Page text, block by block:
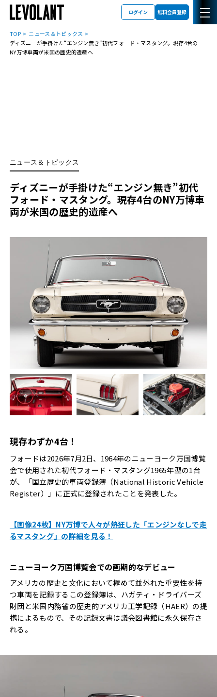
ログイン 無料会員登録
TOP
ニュース＆トピックス
ディズニーが手掛けた“エンジン無き”初代フォード・マスタング。現存4台の
NY万博車両が米国の歴史的遺産へ
ニュース＆トピックス
ディズニーが手掛けた“エンジン無き”初代
フォード・マスタング。現存4台のNY万博車
両が米国の歴史的遺産へ
現存わずか4台！
フォードは2026年7月2日、1964年のニューヨーク万国博覧
会で使用された初代フォード・マスタング1965年型の1台
が、「国立歴史的車両登録簿（National Historic Vehicle
Register）」に正式に登録されたことを発表した。
【画像24枚】NY万博で人々が熱狂した「エンジンなしで走
るマスタング」の詳細を見る！
ニューヨーク万国博覧会での画期的なデビュー
アメリカの歴史と文化において極めて並外れた重要性を持
つ車両を記録するこの登録簿は、ハガティ・ドライバーズ
財団と米国内務省の歴史的アメリカ工学記録（HAER）の提
携によるもので、その記録文書は議会図書館に永久保存さ
れる。